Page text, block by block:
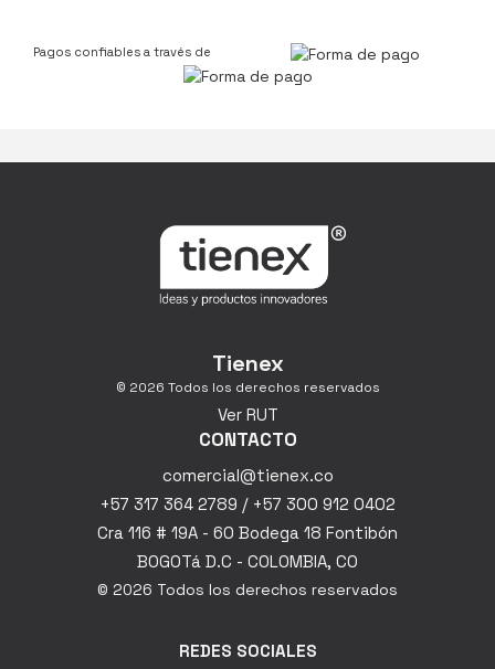
Pagos confiables a través de
Tienex
© 2026 Todos los derechos reservados
Ver RUT
CONTACTO
comercial@tienex.co
+57 317 364 2789 / +57 300 912 0402
Cra 116 # 19A - 60 Bodega 18 Fontibón
BOGOTá D.C - COLOMBIA, CO
© 2026 Todos los derechos reservados
REDES SOCIALES